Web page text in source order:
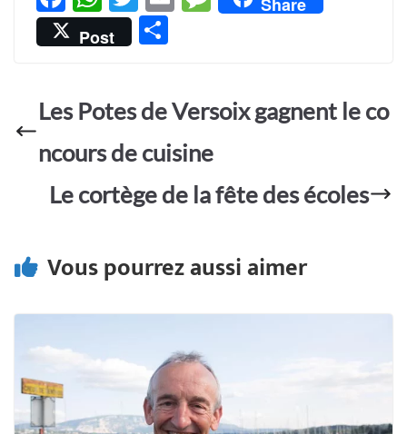
ac
e
o
o
k
h
at
A
p
p
w
itt
es
e
Post
g
er
Les Potes de Versoix gagnent le co
ncours de cuisine
Le cortège de la fête des écoles
Vous pourrez aussi aimer